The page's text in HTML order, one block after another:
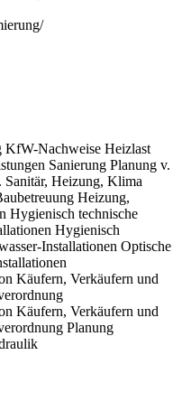
KfW-Nachweise Heizlast
Sanierung Planung v.
Sanitär, Heizung, Klima
Heizung,
Hygienisch technische
Hygienisch
Installationen Optische
Käufern, Verkäufern und
Käufern, Verkäufern und
Planung